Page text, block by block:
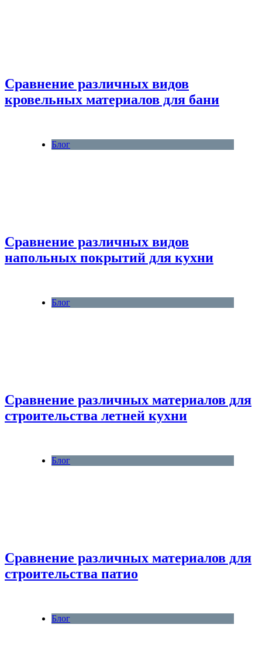
Сравнение различных видов
кровельных материалов для бани
Блог
Сравнение различных видов
напольных покрытий для кухни
Блог
Сравнение различных материалов для
строительства летней кухни
Блог
Сравнение различных материалов для
строительства патио
Блог